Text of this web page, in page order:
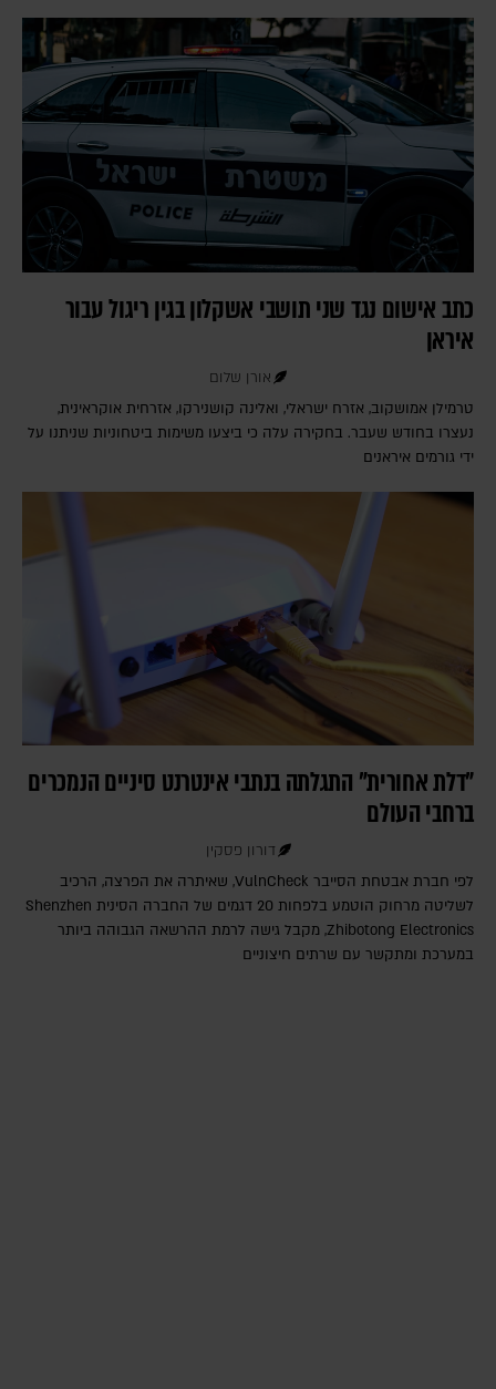
כתב אישום נגד שני תושבי אשקלון בגין ריגול עבור
איראן
אורן שלום
טרמילן אמושקוב, אזרח ישראלי, ואלינה קושנירקו, אזרחית אוקראינית,
נעצרו בחודש שעבר. בחקירה עלה כי ביצעו משימות ביטחוניות שניתנו על
ידי גורמים איראנים
"דלת אחורית" התגלתה בנתבי אינטרנט סיניים הנמכרים
ברחבי העולם
דורון פסקין
לפי חברת אבטחת הסייבר VulnCheck‎, שאיתרה את הפרצה, הרכיב
לשליטה מרחוק הוטמע בלפחות 20 דגמים של החברה הסינית Shenzhen
Zhibotong Electronics‎, מקבל גישה לרמת ההרשאה הגבוהה ביותר
במערכת ומתקשר עם שרתים חיצוניים